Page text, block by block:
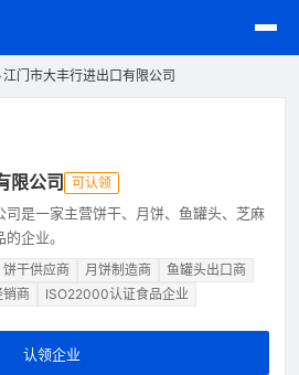
江门市大丰行进出口有限公司
限公司 可认领
是一家主营饼干、月饼、鱼罐头、芝麻
企业。
饼干供应商 月饼制造商
鱼罐头出口商
销商
ISO22000认证食品企业
认领企业